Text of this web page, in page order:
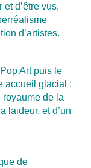
d’être vus,
d’artistes.
Art puis le
accueil glacial :
royaume de la
laideur, et d’un
de